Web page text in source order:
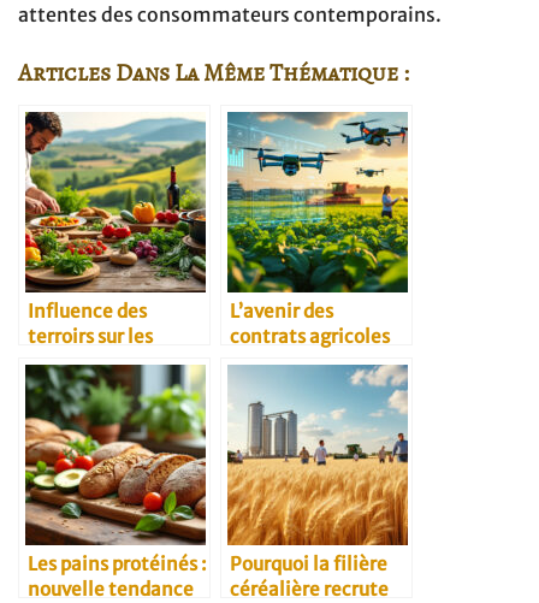
attentes des consommateurs contemporains.
Articles Dans La Même Thématique :
Influence des
terroirs sur les
recettes
traditionnelles
L’avenir des
contrats agricoles
B2B
Les pains protéinés :
nouvelle tendance
Pourquoi la filière
céréalière recrute